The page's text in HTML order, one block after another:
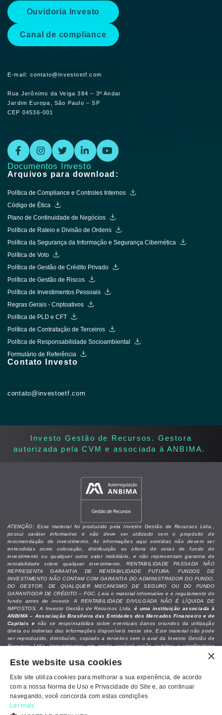
Ouvidoria Investo
Canal de compliance
E-mail: contato@investoetf.com
Rua Jerônimo da Veiga 384 – 3º Andar
Jardim Europa, São Paulo – SP
CEP 04536-001
Documentos Investo
Arquivos para download:
Política de Compliance e Controles Internos
Código de Ética
Plano de Continuidade de Negócios
Política de Rateio e Divisão de Ordens
Política da Segurança da Informação e Segurança Cibernética
Política de Voto
Política de Gestão de Crédito Privado
Política de Gestão de Riscos
Política de Investimentos Pessoais
Regras Gerais - Criptoativos
Política de PLD e CFT
Política de Contratação de Terceiros
Política de Responsabilidade Socioambiental
Formulário de Referência
Contato Investo
contato@investoetf.com
Investo Gestão de Recursos. Gestora
autorizada pela CVM e associada à ANBIMA. ​
ATENÇÃO: Esse material foi produzido pela Investo Gestão de Recursos Ltda.,
possui caráter informativo e não deve ser utilizado com o propósito de
recomendação de investimento. As informações aqui contidas não devem ser
entendidas como colocação, distribuição ou oferta de cotas de fundo de
investimento ou qualquer outro valor mobiliário, e não representam garantia de
rentabilidade sobre qualquer investimento. RENTABILIDADE PASSADA NÃO
REPRESENTA GARANTIA DE RENTABILIDADE FUTURA. FUNDOS DE
INVESTIMENTO NÃO CONTAM COM GARANTIA DO ADMINISTRADOR DO FUNDO,
DO GESTOR, DE QUALQUER MECANISMO DE SEGURO OU DO FUNDO
GARANTIDOR DE CRÉDITO – FGC. Leia o material informativo e o regulamento do
fundo antes de investir. A RENTABILIDADE DIVULGADA NÃO É LÍQUIDA DE
IMPOSTOS. A Investo Gestão de Recursos Ltda. é uma instituição associada à
ANBIMA – Associação Brasileira das Entidades dos Mercados Financeiro e de
Capitais e não se responsabiliza sobre eventuais danos oriundos da utilização
direta ou indiretas das informações disponíveis neste site. Este material não pode
ser reproduzido, distribuído, copiado a terceiros sem o aval da Investo Gestão de
Recursos Ltda. Investimentos em renda variável estão sujeitos a significativas
perdas patrimoniais do capital alocado. Recomendamos que as decisões de
investimentos sejam analisadas junto a um assessor de investimentos ou
individuais do investidor.
×
Este website usa cookies
Este site utiliza cookies para melhorar a sua experiência, de acordo
com a nossa Norma de Uso e Privacidade do Site e, ao continuar
navegando, você concorda com estas condições.
Ler mais